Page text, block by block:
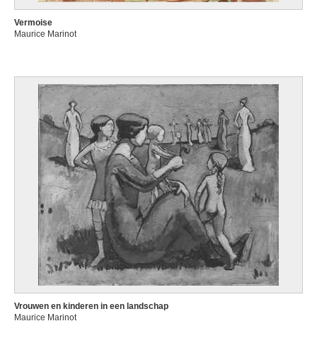
Vermoise
Maurice Marinot
Vrouwen en kinderen in een landschap
Maurice Marinot